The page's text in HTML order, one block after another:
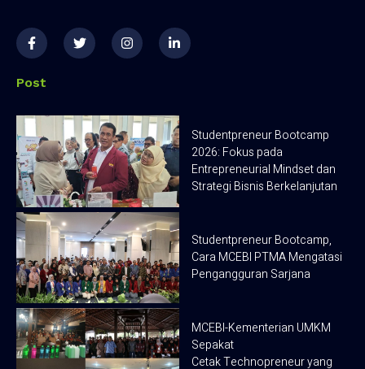
F
a
c
e
b
o
k
f
T
w
i
t
I
n
s
t
a
m
L
i
n
k
n
-
i
n
Post
Studentpreneur Bootcamp
2026: Fokus pada
Entrepreneurial Mindset dan
Strategi Bisnis Berkelanjutan
Studentpreneur Bootcamp,
Cara MCEBI PTMA Mengatasi
Pengangguran Sarjana
MCEBI-Kementerian UMKM
Sepakat
Cetak Technopreneur yang